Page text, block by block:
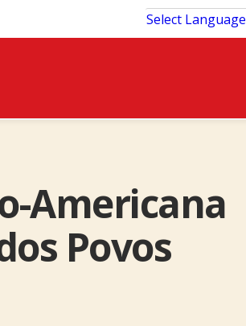
Select Language
Americana
Povos